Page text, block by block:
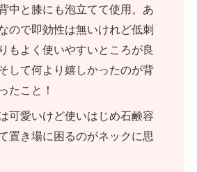
中と膝にも泡立てて使用。あ
ので即効性は無いけれど低刺
もよく使いやすいところが良
して何より嬉しかったのが背
たこと！
可愛いけど使いはじめ石鹸容
置き場に困るのがネックに思